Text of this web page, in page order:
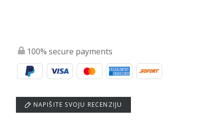
100% secure payments
NAPIŠITE SVOJU RECENZIJU